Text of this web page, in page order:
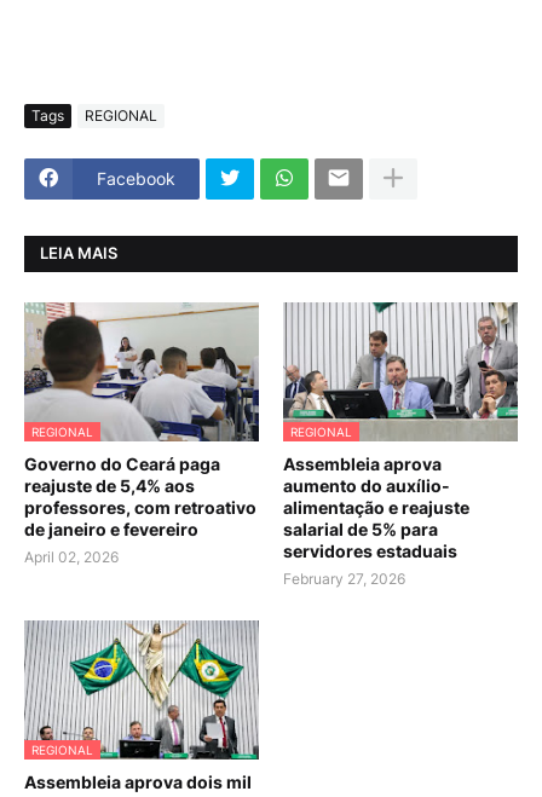
Tags REGIONAL
Facebook
LEIA MAIS
REGIONAL
Governo do Ceará paga
reajuste de 5,4% aos
professores, com retroativo
de janeiro e fevereiro
April 02, 2026
REGIONAL
Assembleia aprova
aumento do auxílio-
alimentação e reajuste
salarial de 5% para
servidores estaduais
February 27, 2026
REGIONAL
Assembleia aprova dois mil